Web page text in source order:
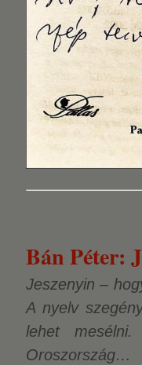
Bán Péter:
Jeszenyin –
A nyelv
lehet